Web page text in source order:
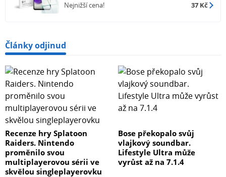
Nejnižší cena! 37 Kč
Články odjinud
Recenze hry Splatoon
Raiders. Nintendo
proměnilo svou
multiplayerovou sérii ve
skvělou singleplayerovku
Bose překopalo svůj
vlajkový soundbar.
Lifestyle Ultra může
vyrůst až na 7.1.4